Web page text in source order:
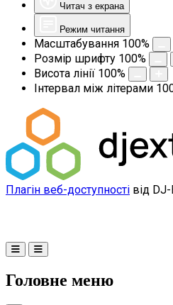
Читач з екрана
Режим читання
Масштабування 100%
Розмір шрифту 100%
Висота лінії 100%
Інтервал між літерами
Плагін веб-доступності від
Головне меню